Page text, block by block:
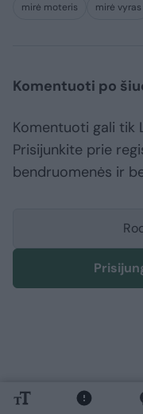
mirė moteris mirė vyras
Komentuoti po
Komentuoti gali
Prisijunkite prie
bendruomenės ir